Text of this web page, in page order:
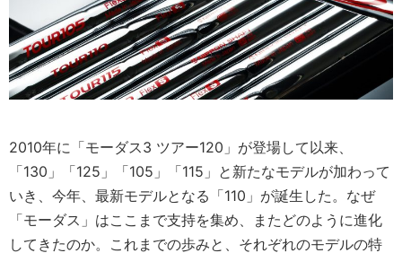
2010年に「モーダス3 ツアー120」が登場して以来、
「130」「125」「105」「115」と新たなモデルが加わって
いき、今年、最新モデルとなる「110」が誕生した。なぜ
「モーダス」はここまで支持を集め、またどのように進化
してきたのか。これまでの歩みと、それぞれのモデルの特